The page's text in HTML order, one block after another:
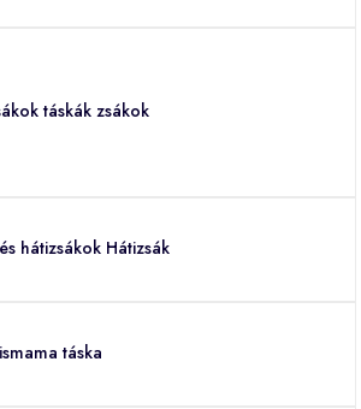
táskák zsákok
hátizsákok Hátizsák
táska